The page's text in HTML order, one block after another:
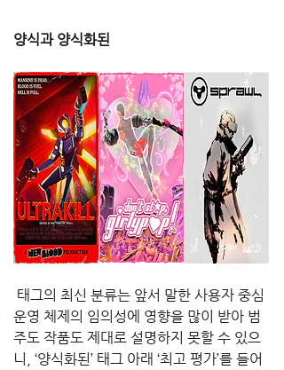
양식과 양식화된
태그의 최신 분류는 앞서 말한 사용자 중심
운영 체제의 임의성에 영향을 많이 받아 범
주도 작품도 제대로 설명하지 못할 수 있으
니, ‘양식화된’ 태그 아래 ‘최고 평가’를 들어